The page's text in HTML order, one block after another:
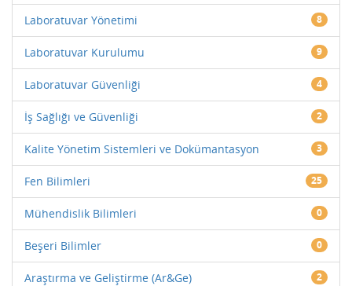
Laboratuvar Yönetimi 8
Laboratuvar Kurulumu 9
Laboratuvar Güvenliği 4
İş Sağlığı ve Güvenliği 2
Kalite Yönetim Sistemleri ve Dokümantasyon 3
Fen Bilimleri 25
Mühendislik Bilimleri 0
Beşeri Bilimler 0
Araştırma ve Geliştirme (Ar&Ge) 2